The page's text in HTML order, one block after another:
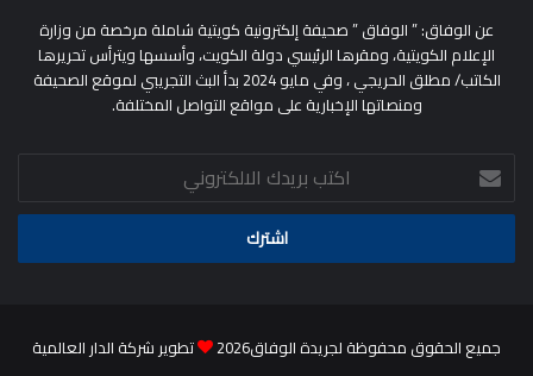
عن الوفاق: ” الوفاق ” صحيفة إلكترونية كويتية شاملة مرخصة من وزارة
الإعلام الكويتية، ومقرها الرئيسي دولة الكويت، وأسسها ويترأس تحريرها
الكاتب/ مطلق الحريجي ، وفي مايو 2024 بدأ البث التجريبي لموقع الصحيفة
ومنصاتها الإخبارية على مواقع التواصل المختلفة.
اكتب
بريدك
الالكتروني
جميع الحقوق محفوظة لجريدة الوفاق2026 تطوير شركة الدار العالمية